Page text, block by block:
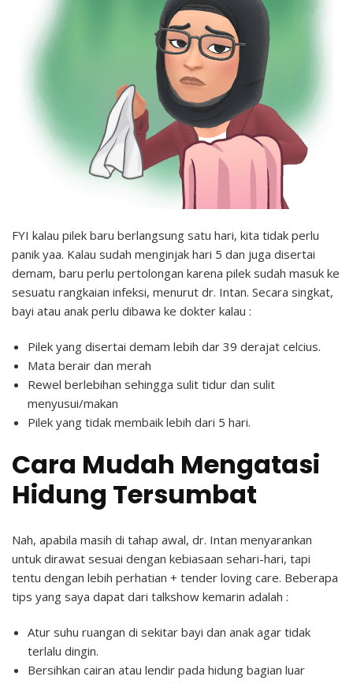
FYI kalau pilek baru berlangsung satu hari, kita tidak perlu
panik yaa. Kalau sudah menginjak hari 5 dan juga disertai
demam, baru perlu pertolongan karena pilek sudah masuk ke
sesuatu rangkaian infeksi, menurut dr. Intan. Secara singkat,
bayi atau anak perlu dibawa ke dokter kalau :
Pilek yang disertai demam lebih dar 39 derajat celcius.
Mata berair dan merah
Rewel berlebihan sehingga sulit tidur dan sulit
menyusui/makan
Pilek yang tidak membaik lebih dari 5 hari.
Cara Mudah Mengatasi
Hidung Tersumbat
Nah, apabila masih di tahap awal, dr. Intan menyarankan
untuk dirawat sesuai dengan kebiasaan sehari-hari, tapi
tentu dengan lebih perhatian + tender loving care. Beberapa
tips yang saya dapat dari talkshow kemarin adalah :
Atur suhu ruangan di sekitar bayi dan anak agar tidak
terlalu dingin.
Bersihkan cairan atau lendir pada hidung bagian luar